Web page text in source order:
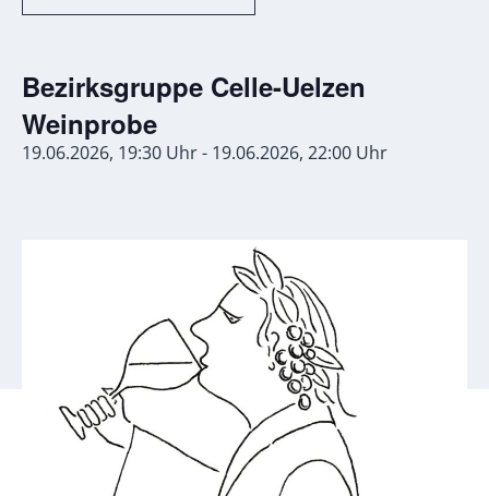
Bezirksgruppe Celle-Uelzen
Weinprobe
19.06.2026, 19:30 Uhr - 19.06.2026, 22:00 Uhr